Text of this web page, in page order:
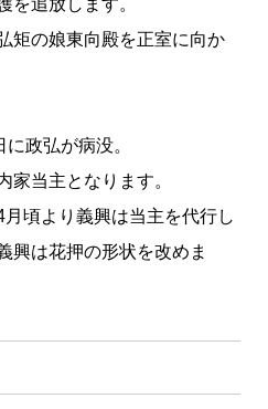
を追放します。
矩の娘東向殿を正室に向か
政弘が病没。
家当主となります。
頃より義興は当主を代行し
興は花押の形状を改めま